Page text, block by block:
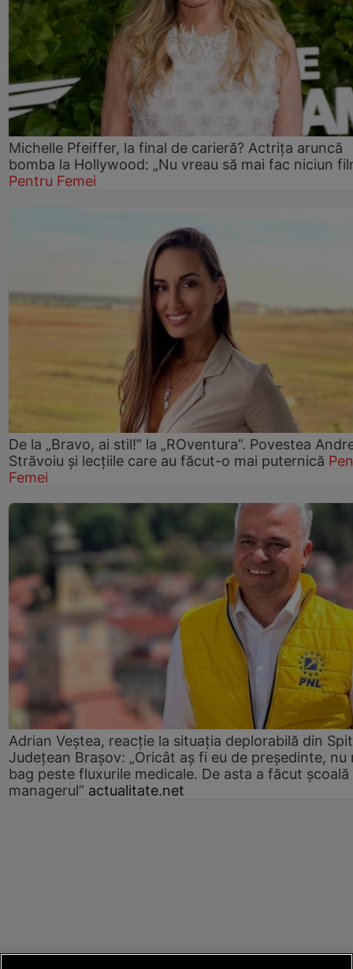
Michelle Pfeiffer, la final de carieră? Actrița aruncă
bomba la Hollywood: „Nu vreau să mai fac niciun
Pentru Femei
De la „Bravo, ai stil!” la „ROventura”. Povestea
Străvoiu și lecțiile care au făcut-o mai puternică
Femei
Adrian Veștea, reacție la situația deplorabilă din
Județean Brașov: „Oricât aș fi eu de președinte, nu
bag peste fluxurile medicale. De asta a făcut școală
managerul” actualitate.net